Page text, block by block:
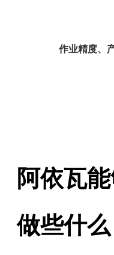
作业精度、
阿依瓦
做些什么